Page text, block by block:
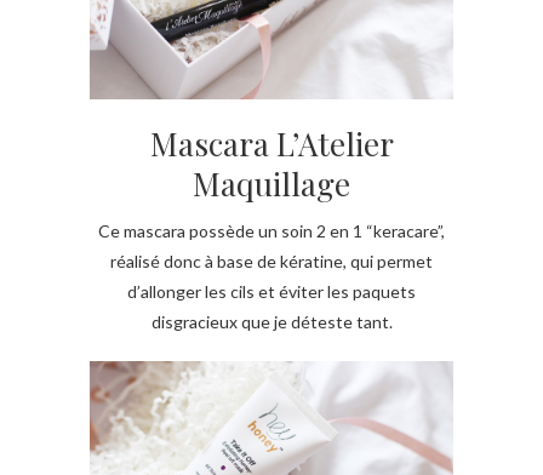
Mascara L’Atelier
Maquillage
Ce mascara possède un soin 2 en 1 “keracare”,
réalisé donc à base de kératine, qui permet
d’allonger les cils et éviter les paquets
disgracieux que je déteste tant.